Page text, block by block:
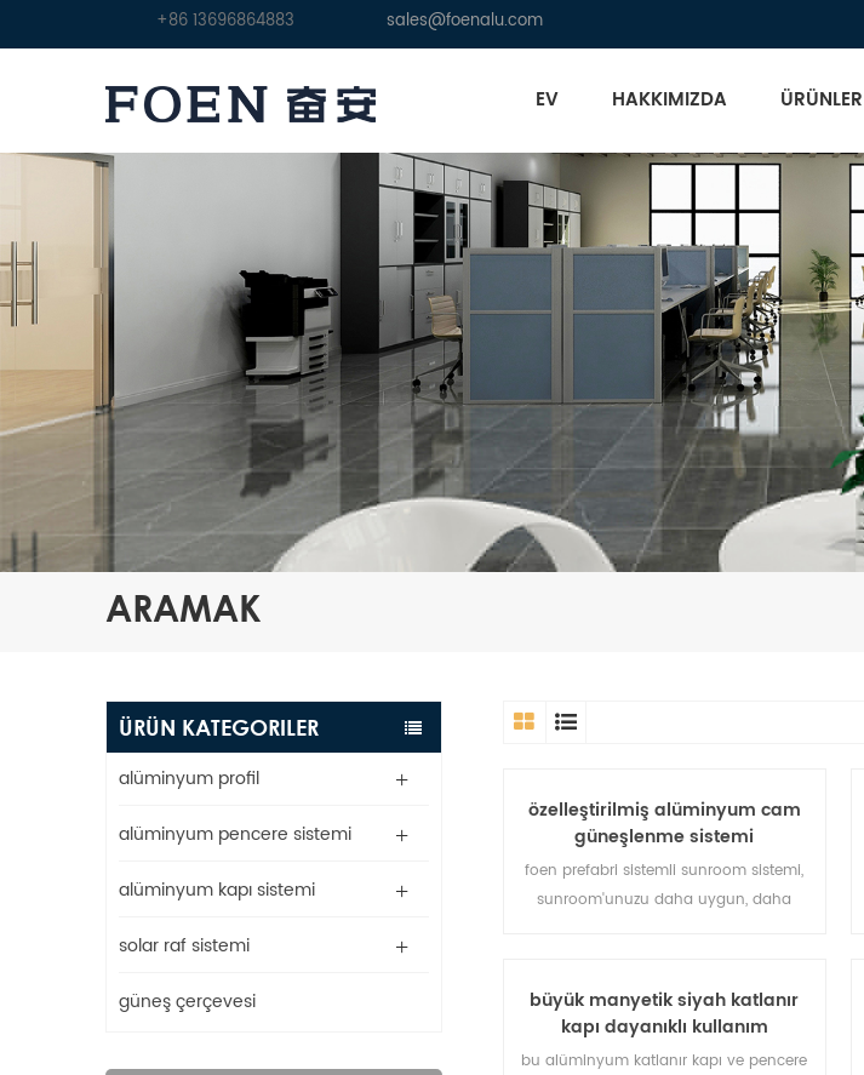
+86 13696864883 sales@foenalu.com
EV HAKKIMIZDA ÜRÜNLER
ARAMAK
ÜRÜN KATEGORILER
alüminyum profil
alüminyum pencere sistemi
alüminyum kapı sistemi
solar raf sistemi
güneş çerçevesi
özelleştirilmiş alüminyum cam
güneşlenme sistemi
foen prefabri sistemli sunroom sistemi,
sunroom'unuzu daha uygun, daha
büyük manyetik siyah katlanır
kapı dayanıklı kullanım
özelleştirmek
bu alüminyum katlanır kapı ve pencere